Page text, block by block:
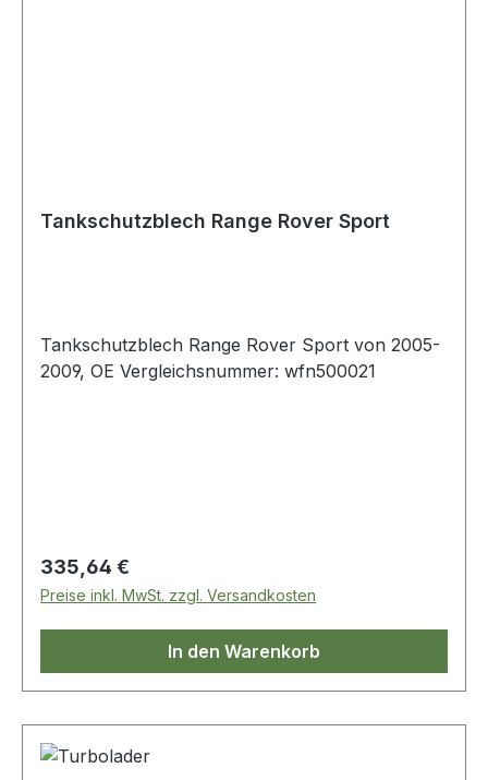
Tankschutzblech Range Rover Sport
Tankschutzblech Range Rover Sport von 2005-
2009, OE Vergleichsnummer: wfn500021
Regulärer Preis:
335,64 €
Preise inkl. MwSt. zzgl. Versandkosten
In den Warenkorb